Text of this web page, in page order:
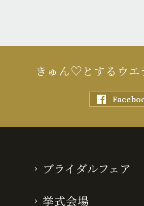
きゅん♡とするウエ
ブライダルフェア
挙式会場